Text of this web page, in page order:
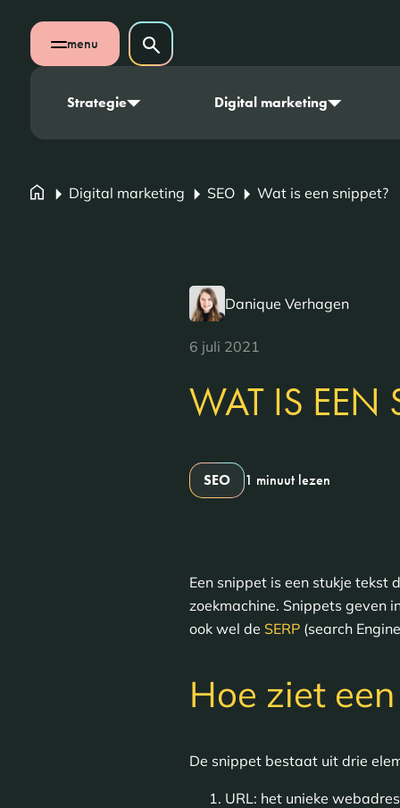
Navigatie overslaan
Open mobiel menu
menu Zoeken op website
Zoeken
Strategie Digital marketing
Digital marketing SEO Wat is een snippet?
Danique Verhagen
6 juli 2021
WAT IS EEN
SEO 1 minuut lezen
Een snippet is een stukje
zoekmachine. Snippets geven
ook wel de SERP(search
Hoe ziet
De snippet bestaat uit drie
URL: het unieke